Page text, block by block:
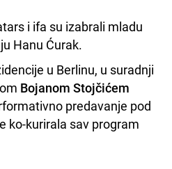
i ifa su izabrali mladu
Hanu Ćurak.
u Berlinu, u suradnji
Bojanom Stojčićem
predavanje pod
ko-kurirala sav program